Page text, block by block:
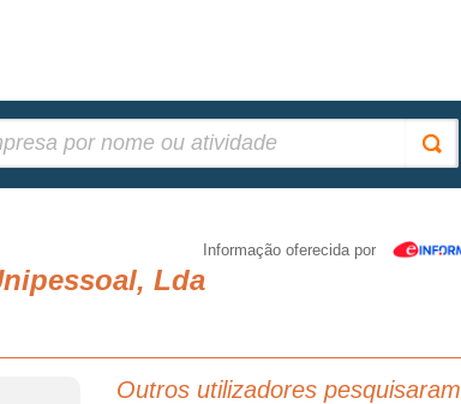
Informação oferecida por
Lda
Outros utilizadores pesquisaram